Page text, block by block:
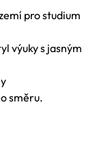
pro studium
výuky s jasným
směru.